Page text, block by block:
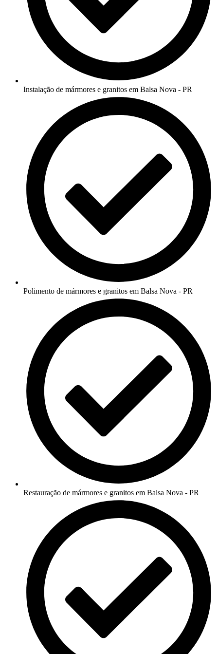
Instalação de mármores e granitos em Balsa Nova - PR
Polimento de mármores e granitos em Balsa Nova - PR
Restauração de mármores e granitos em Balsa Nova - PR